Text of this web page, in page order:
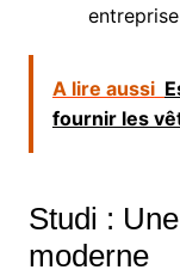
A lire aussi
fournir les
Studi :
moderne